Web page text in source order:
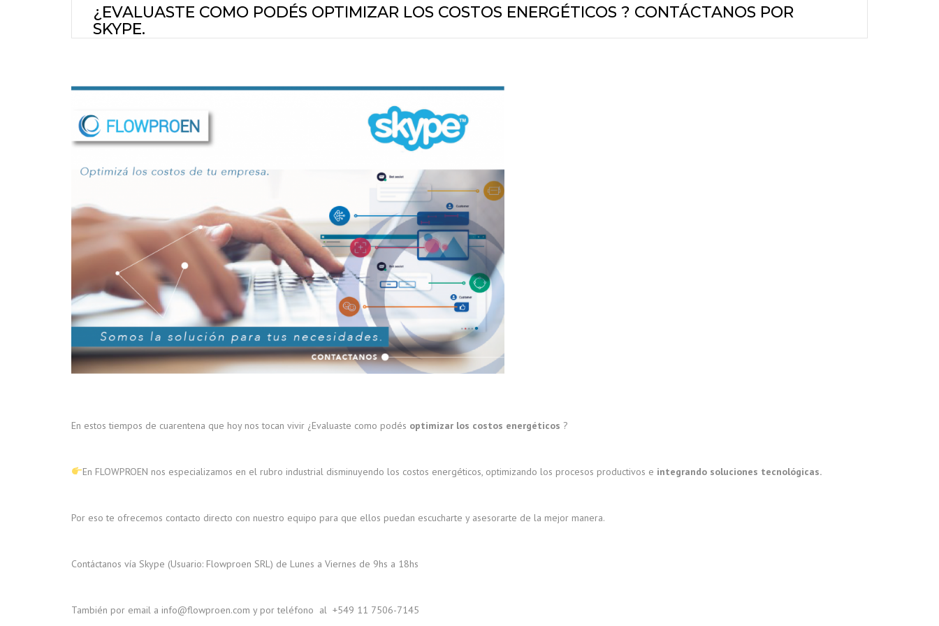
¿EVALUASTE COMO PODÉS OPTIMIZAR LOS COSTOS ENERGÉTICOS ? CONTÁCTANOS POR
SKYPE.
En estos tiempos de cuarentena que hoy nos tocan vivir ¿Evaluaste como podés optimizar los costos energéticos ?
En FLOWPROEN nos especializamos en el rubro industrial disminuyendo los costos energéticos, optimizando los procesos productivos e integrando soluciones tecnológicas.
Por eso te ofrecemos contacto directo con nuestro equipo para que ellos puedan escucharte y asesorarte de la mejor manera.
Contáctanos vía Skype (Usuario: Flowproen SRL) de Lunes a Viernes de 9hs a 18hs
También por email a info@flowproen.com y por teléfono al +549 11 7506-7145